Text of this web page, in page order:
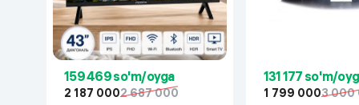
159 469 so'm/oyga
2 187 0002 687 000
131 177 so'm/
1 799 0003 000